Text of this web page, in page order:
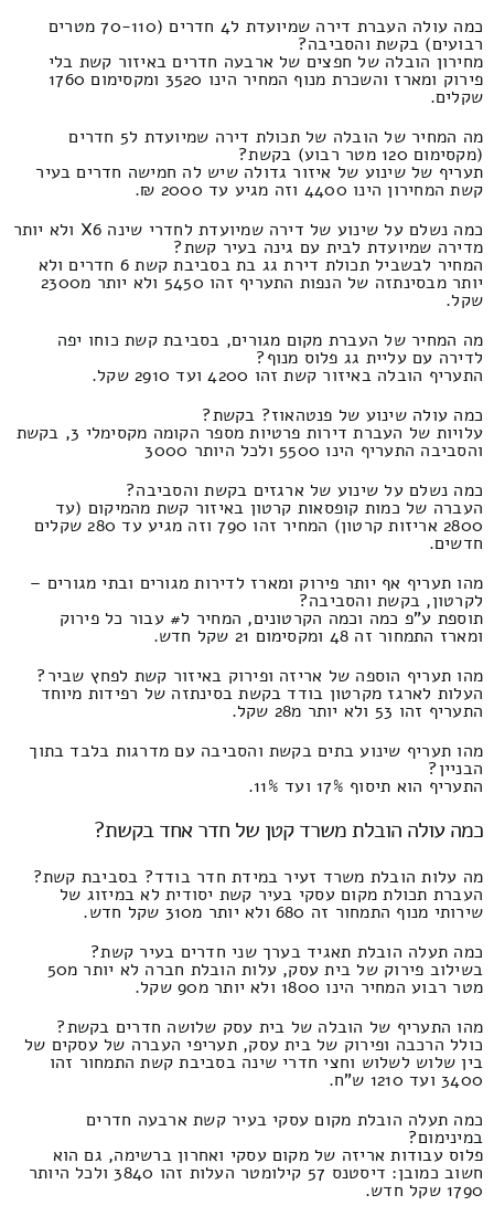
כמה עולה העברת דירה שמיועדת ל4 חדרים (70-110 מטרים
רבועים) בקשת והסביבה?
מחירון הובלה של חפצים של ארבעה חדרים באיזור קשת בלי
פירוק ומארז והשכרת מנוף המחיר הינו 3520 ומקסימום 1760
שקלים.
מה המחיר של הובלה של תכולת דירה שמיועדת ל5 חדרים
(מקסימום 120 מטר רבוע) בקשת?
תעריף של שינוע של איזור גדולה שיש לה חמישה חדרים בעיר
קשת המחירון הינו 4400 וזה מגיע עד 2000 ₪.
כמה נשלם על שינוע של דירה שמיועדת לחדרי שינה X6 ולא יותר
מדירה שמיועדת לבית עם גינה בעיר קשת?
המחיר לבשביל תכולת דירת גג בת בסביבת קשת 6 חדרים ולא
יותר מבסינתזה של הנפות התעריף זהו 5450 ולא יותר מ2300
שקל.
מה המחיר של העברת מקום מגורים, בסביבת קשת כוחו יפה
לדירה עם עליית גג פלוס מנוף?
התעריף הובלה באיזור קשת זהו 4200 ועד 2910 שקל.
כמה עולה שינוע של פנטהאוז? בקשת?
עלויות של העברת דירות פרטיות מספר הקומה מקסימלי 3, בקשת
והסביבה התעריף הינו 5500 ולכל היותר 3000
כמה נשלם על שינוע של ארגזים בקשת והסביבה?
העברה של כמות קופסאות קרטון באיזור קשת מהמיקום (עד
2800 אריזות קרטון) המחיר זהו 790 וזה מגיע עד 280 שקלים
חדשים.
מהו תעריף אף יותר פירוק ומארז לדירות מגורים ובתי מגורים –
לקרטון, בקשת והסביבה?
תוספת ע"פ כמה וכמה הקרטונים, המחיר ל# עבור כל פירוק
ומארז התמחור זה 48 ומקסימום 21 שקל חדש.
מהו תעריף הוספה של אריזה ופירוק באיזור קשת לפחץ שביר?
העלות לארגז מקרטון בודד בקשת בסינתזה של רפידות מיוחד
התעריף זהו 53 ולא יותר מ28 שקל.
מהו תעריף שינוע בתים בקשת והסביבה עם מדרגות בלבד בתוך
הבניין?
התעריף הוא תיסוף 17% ועד 11%.
כמה עולה הובלת משרד קטן של חדר אחד בקשת?
מה עלות הובלת משרד זעיר במידת חדר בודד? בסביבת קשת?
העברת תכולת מקום עסקי בעיר קשת יסודית לא במיזוג של
שירותי מנוף התמחור זה 680 ולא יותר מ310 שקל חדש.
כמה תעלה הובלת תאגיד בערך שני חדרים בעיר קשת?
בשילוב פירוק של בית עסק, עלות הובלת חברה לא יותר מ50
מטר רבוע המחיר הינו 1800 ולא יותר מ90 שקל.
מהו התעריף של הובלה של בית עסק שלושה חדרים בקשת?
כולל הרכבה ופירוק של בית עסק, תעריפי העברה של עסקים של
בין שלוש לשלוש וחצי חדרי שינה בסביבת קשת התמחור זהו
3400 ועד 1210 ש"ח.
כמה תעלה הובלת מקום עסקי בעיר קשת ארבעה חדרים
במינימום?
פלוס עבודות אריזה של מקום עסקי ואחרון ברשימה, גם הוא
חשוב כמובן: דיסטנס 57 קילומטר העלות זהו 3840 ולכל היותר
1790 שקל חדש.